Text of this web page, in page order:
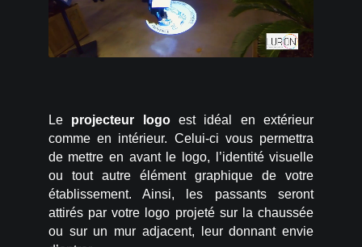
Le projecteur logoest idéal en extérieur
comme en intérieur. Celui-ci vous permettra
de mettre en avant le logo, l’identité visuelle
ou tout autre élément graphique de votre
établissement. Ainsi, les passants seront
attirés par votre logo projeté sur la chaussée
ou sur un mur adjacent, leur donnant envie